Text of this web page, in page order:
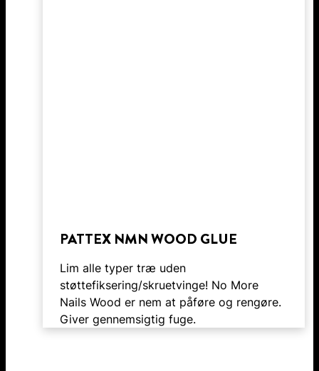
PATTEX NMN WOOD GLUE
Lim alle typer træ uden
støttefiksering/skruetvinge! No More
Nails Wood er nem at påføre og rengøre.
Giver gennemsigtig fuge.